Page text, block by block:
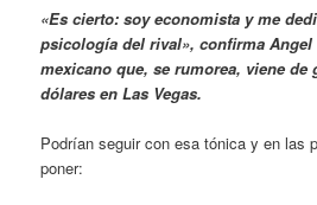
«Es cierto: soy economista y me
psicología del rival», confirma
mexicano que, se rumorea, viene
dólares en Las Vegas.
Podrían seguir con esa tónica y en las
poner: